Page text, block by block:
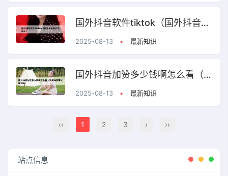
国外抖音软件tiktok（国外抖音软件是哪个）
2025-08-13 • 最新知识
国外抖音加赞多少钱啊怎么看（外国抖音可以赚钱吗）
2025-08-13 • 最新知识
‹‹ 1 2 3 › ››
站点信息